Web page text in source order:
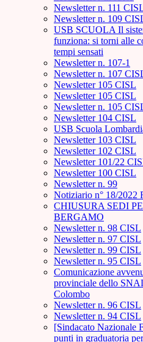
Newsletter n. 111
Newsletter n. 109
USB SCUOLA Il
funziona: si torni alle
tempi sensati
Newsletter n. 107-1
Newsletter n. 107
Newsletter 105 CISL
Newsletter 105 CISL
Newsletter n. 105
Newsletter 104 CISL
USB Scuola
Newsletter 103 CISL
Newsletter 102 CISL
Newsletter 101/22
Newsletter 100 CISL
Newsletter n. 99
Notiziario n° 18/2022
CHIUSURA SEDI
BERGAMO
Newsletter n. 98 CISL
Newsletter n. 97 CISL
Newsletter n. 99 CISL
Newsletter n. 95 CISL
Comunicazione
provinciale dello
Colombo
Newsletter n. 96 CISL
Newsletter n. 94 CISL
[Sindacato Nazionale
punti in graduatoria